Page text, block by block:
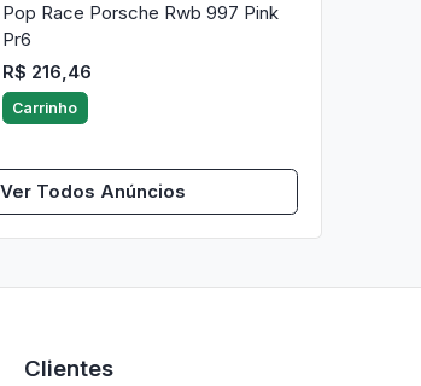
Pop Race Porsche Rwb 997 Pink
Pr6
R$ 216,46
Carrinho
Ver Todos Anúncios
Clientes